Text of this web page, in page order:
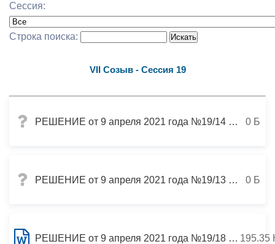
Сессия:
Строка поиска:
VII Созыв - Сессия 19
РЕШЕНИЕ от 9 апреля 2021 года №19/14 г. Владикавказ О внесении изменений в решение Собрания представителей г.Владикавказ от 29.12.2020 №16/73 «О бюджете муниципального образования г.Владикавказ на 2021 год и на плановый период 2022 и 2023 годов» 0 Б
РЕШЕНИЕ от 9 апреля 2021 года №19/13 г.Владикавказ Об отчете о реализации Прогнозного плана (программы) объектов муниципальной собственности, подлежащих приватизации в 2020 году 0 Б
РЕШЕНИЕ от 9 апреля 2021 года №19/18 г.Владикавказ О внесении изменений в «Порядок материально-технического и организационного обеспечения деятельности органов местного самоуправления муниципального образования город Владикавказ (Дзауджикау)», утвержде 195.35